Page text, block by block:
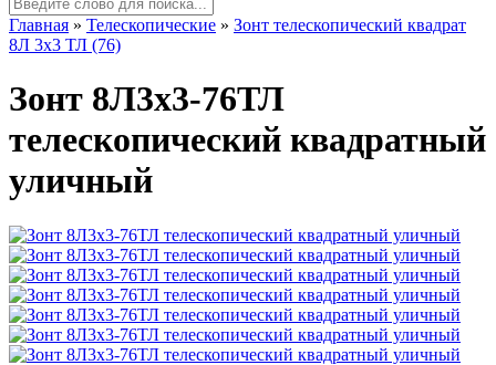
Главная » Телескопические » Зонт телескопический квадрат
8Л 3х3 ТЛ (76)
Зонт 8Л3х3-76ТЛ
телескопический квадратный
уличный